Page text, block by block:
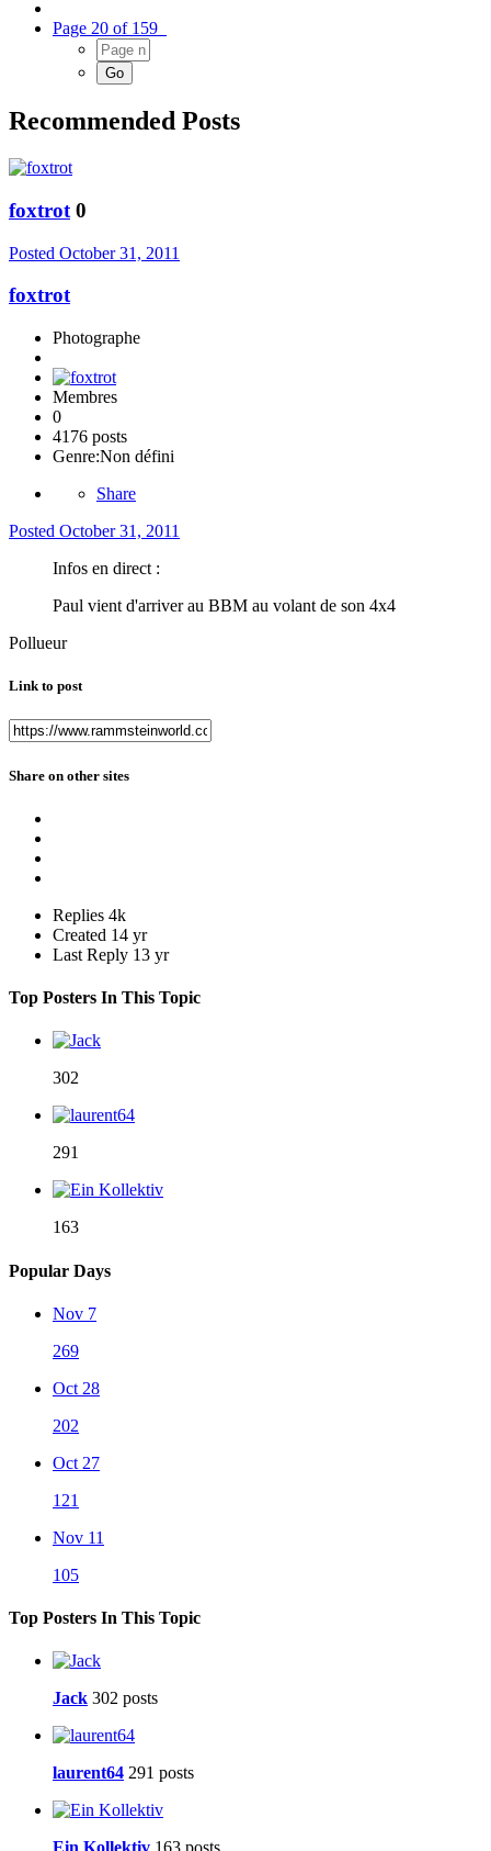
Page 20 of 159
Recommended Posts
foxtrot 0
Posted October 31, 2011
foxtrot
Photographe
Membres
0
4176 posts
Genre:Non défini
Share
Posted October 31, 2011
Infos en direct :
Paul vient d'arriver au BBM au volant de son 4x4
Pollueur
Link to post
Share on other sites
Replies 4k
Created 14 yr
Last Reply 13 yr
Top Posters In This Topic
302
291
163
Popular Days
Nov 7
269
Oct 28
202
Oct 27
121
Nov 11
105
Top Posters In This Topic
Jack 302 posts
laurent64 291 posts